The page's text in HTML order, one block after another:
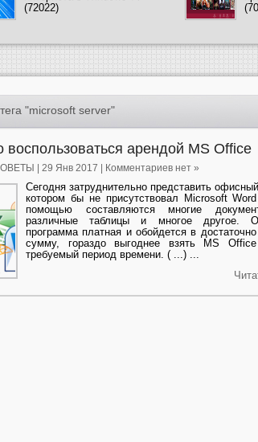
(72022)
"microsoft server"
арендой MS Office
| 29 Янв 2017 | Комментариев нет »
Сегодня затруднительно представить
котором бы не присутствовал Microsoft
помощью составляются многие
различные таблицы и многое другое.
программа платная и обойдется в
сумму, гораздо выгоднее взять MS
требуемый период времени. ( ...) ...